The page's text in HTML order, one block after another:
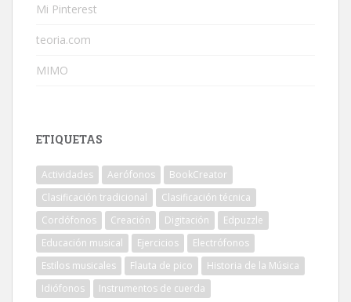
Mi Pinterest
teoria.com
MIMO
ETIQUETAS
Actividades Aerófonos
BookCreator
Clasificación tradicional
Clasificación técnica
Cordófonos
Creación Digitación
Edpuzzle
Educación musical
Ejercicios
Electrófonos
Estilos musicales
Flauta de pico
Historia de la Música
Idiófonos
Instrumentos de cuerda